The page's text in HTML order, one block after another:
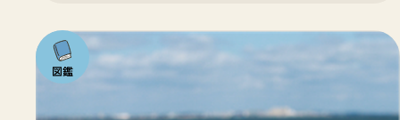
注目の
いきも